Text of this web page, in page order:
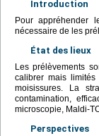
Introduction
Pour appréhender
nécessaire de les
État des lieux
Les prélèvements
calibrer mais
moisissures. La
contamination,
microscopie, Maldi-
Perspectives